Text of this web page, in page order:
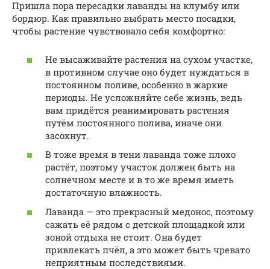
Пришла пора пересадки лаванды на клумбу или
бордюр. Как правильно выбрать место посадки,
чтобы растение чувствовало себя комфортно:
Не высаживайте растения на сухом участке,
в противном случае оно будет нуждаться в
постоянном поливе, особенно в жаркие
периоды. Не усложняйте себе жизнь, ведь
вам придётся реанимировать растения
путём постоянного полива, иначе они
засохнут.
В тоже время в тени лаванда тоже плохо
растёт, поэтому участок должен быть на
солнечном месте и в то же время иметь
достаточную влажность.
Лаванда — это прекрасный медонос, поэтому
сажать её рядом с детской площадкой или
зоной отдыха не стоит. Она будет
привлекать пчёл, а это может быть чревато
неприятным последствиями.